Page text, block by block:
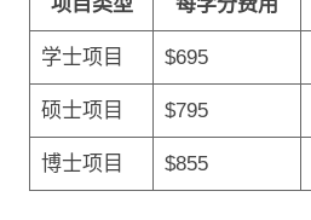
学士项目 $695
硕士项目 $795
博士项目 $855